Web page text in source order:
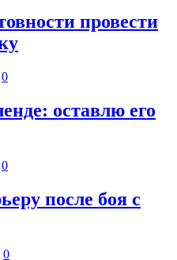
провести
0
оставлю его
0
после боя с
0